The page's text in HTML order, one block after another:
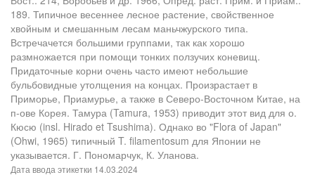
189. Типичное весеннее лесное растение, свойственное
хвойным и смешанным лесам маньчжурского типа.
Встречачется большими группами, так как хорошо
размножается при помощи тонких ползучих коневищ.
Придаточные корни очень часто имеют небольшие
бульбовидные утолщения на концах. Произрастает в
Приморье, Приамурье, а также в Северо-Восточном Китае, на
п-ове Корея. Тамура (Tamura, 1953) приводит этот вид для о.
Кюсю (insl. Hirado et Tsushima). Однако во "Flora of Japan"
(Ohwi, 1965) типичный T. filamentosum для Японии не
указывается. Г. Пономарчук, К. Уланова.
Дата ввода этикетки 14.03.2024